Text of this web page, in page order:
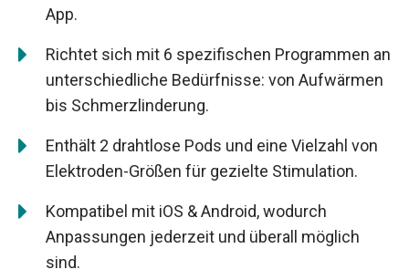
App.
Richtet sich mit 6 spezifischen Programmen an
unterschiedliche Bedürfnisse: von Aufwärmen
bis Schmerzlinderung.
Enthält 2 drahtlose Pods und eine Vielzahl von
Elektroden-Größen für gezielte Stimulation.
Kompatibel mit iOS & Android, wodurch
Anpassungen jederzeit und überall möglich
sind.